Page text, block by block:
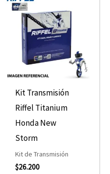
Kit Transmisión
Riffel Titanium
Honda New
Storm
Kit de Transmisión
$26.200